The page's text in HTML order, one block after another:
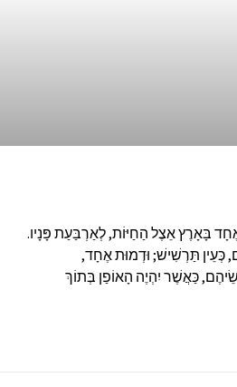
בָּאָרֶץ אֵצֶל הַחַיּוֹת, לְאַרְבַּעַת פָּנָיו.
כְּעֵין תַּרְשִׁישׁ; וּדְמוּת אֶחָד,
כַּאֲשֶׁר יִהְיֶה הָאוֹפַן בְּתוֹךְ